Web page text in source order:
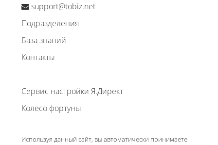
support@tobiz.net
Подразделения
База знаний
Контакты
Сервис настройки Я.Директ
Колесо фортуны
Используя данный сайт, вы автоматически принимаете